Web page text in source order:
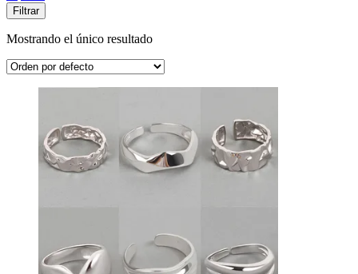
Menú
Filtrar
Mostrando el único resultado